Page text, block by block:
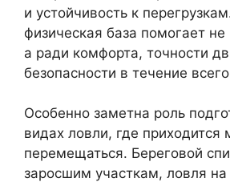
и устойчивость к
физическая база помогает
а ради комфорта, точности
безопасности в течение
Особенно заметна роль
видах ловли, где приходится
перемещаться. Береговой
заросшим участкам, ловля на